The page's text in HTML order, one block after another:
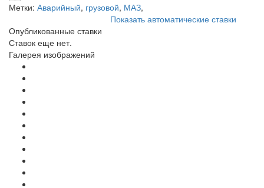
Метки: Аварийный, грузовой, МАЗ,
Показать автоматические ставки
Опубликованные ставки
Ставок еще нет.
Галерея изображений